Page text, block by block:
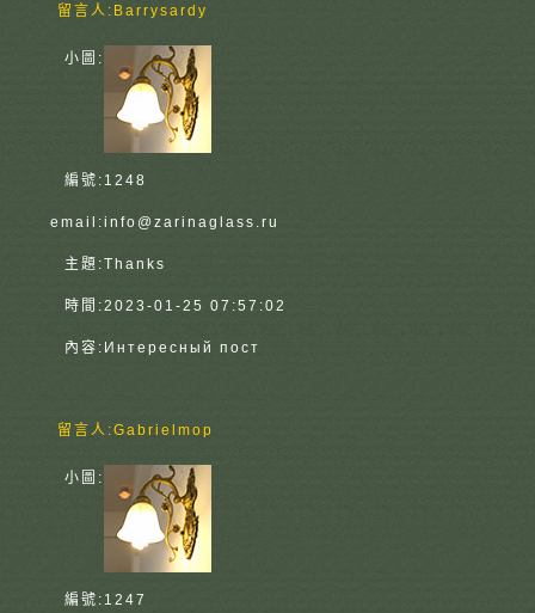
留言人: Barrysardy
小圖:
編號: 1248
email:info@zarinaglass.ru
主題:Thanks
時間:2023-01-25 07:57:02
內容: Интересный пост
留言人:Gabrielmop
小圖:
編號: 1247